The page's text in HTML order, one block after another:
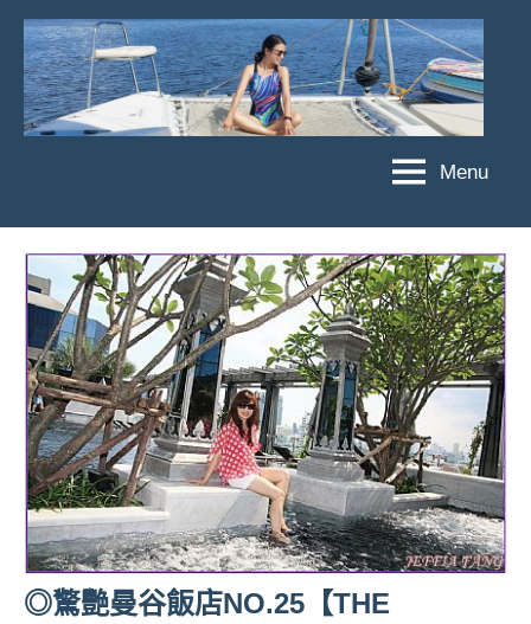
Skip
content
菲
亞
娃
JEFFIA
FANG
亞
娃
絲
團、
主
題
旅
遊、
達
人
路、
Menu
◎驚艷曼谷飯店NO.25【THE